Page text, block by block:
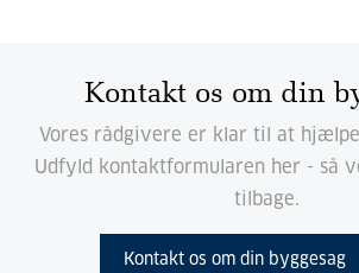
Kontakt os om din
Vores rådgivere er klar til at hjælpe
Udfyld kontaktformularen her - så
tilbage.
Kontakt os om din byggesag